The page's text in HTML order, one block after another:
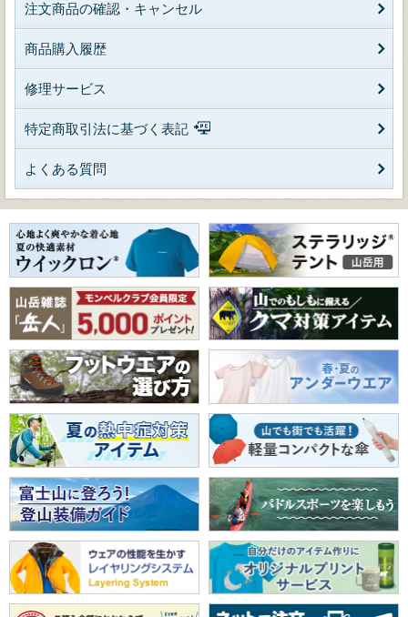
注文商品の確認・キャンセル
商品購入履歴
修理サービス
特定商取引法に基づく表記
よくある質問